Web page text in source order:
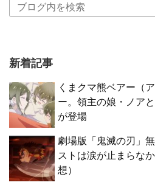
新着記事
くまクマ熊ベアー（
ー。領主の娘・ノア
が登場
劇場版「鬼滅の刃」
ストは涙が止まらな
想）